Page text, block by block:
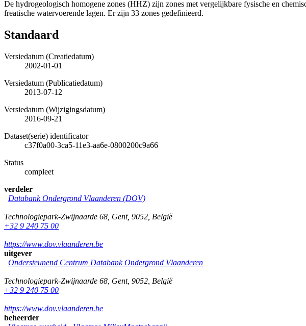
De hydrogeologisch homogene zones (HHZ) zijn zones met vergelijkbare fysische en
freatische watervoerende lagen. Er zijn 33 zones gedefinieerd.
Standaard
Versiedatum (Creatiedatum)
2002-01-01
Versiedatum (Publicatiedatum)
2013-07-12
Versiedatum (Wijzigingsdatum)
2016-09-21
Dataset(serie) identificator
c37f0a00-3ca5-11e3-aa6e-0800200c9a66
Status
compleet
verdeler
Databank Ondergrond Vlaanderen (DOV)
Technologiepark-Zwijnaarde 68 Gent, 9052 België
+32 9 240 75 00
https://www.dov.vlaanderen.be
uitgever
Ondersteunend Centrum Databank Ondergrond Vlaanderen
Technologiepark-Zwijnaarde 68 Gent, 9052 België
+32 9 240 75 00
https://www.dov.vlaanderen.be
beheerder